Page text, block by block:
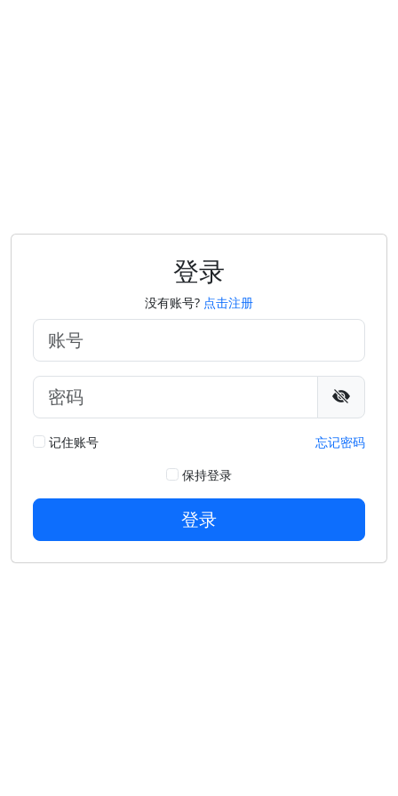
登录
没有账号? 点击注册
记住账号
忘记密码
保持登录
登录